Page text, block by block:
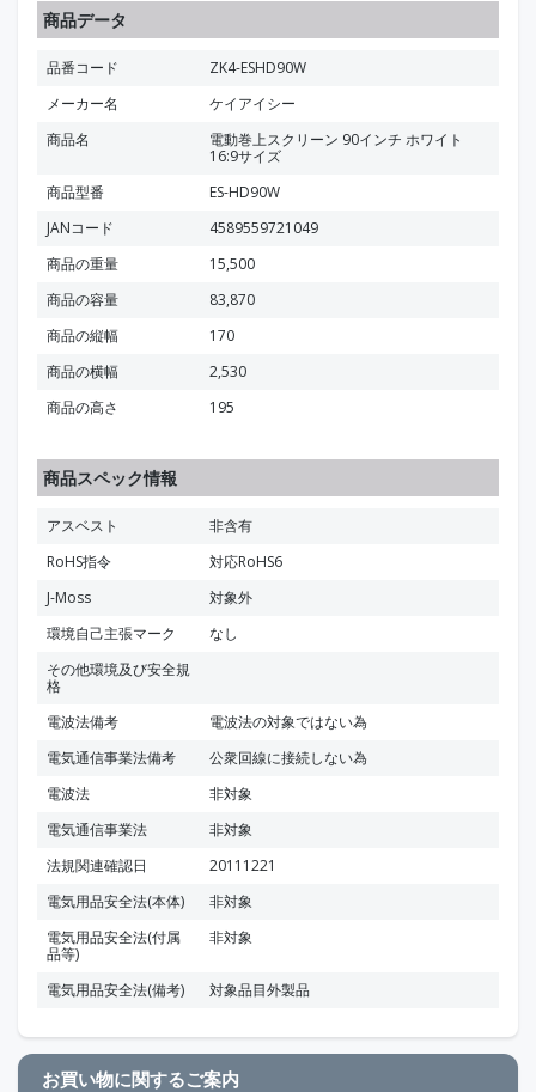
商品データ
品番コード
ZK4-ESHD90W
メーカー名
ケイアイシー
商品名
電動巻上スクリーン 90インチ ホワイト
16:9サイズ
商品型番
ES-HD90W
JANコード
4589559721049
商品の重量
15,500
商品の容量
83,870
商品の縦幅
170
商品の横幅
2,530
商品の高さ
195
商品スペック情報
アスベスト
非含有
RoHS指令
対応RoHS6
J-Moss
対象外
環境自己主張マーク
なし
その他環境及び安全規
格
電波法備考
電波法の対象ではない為
電気通信事業法備考
公衆回線に接続しない為
電波法
非対象
電気通信事業法
非対象
法規関連確認日
20111221
電気用品安全法(本体)
非対象
電気用品安全法(付属
品等)
非対象
電気用品安全法(備考) 対象品目外製品
お買い物に関するご案内